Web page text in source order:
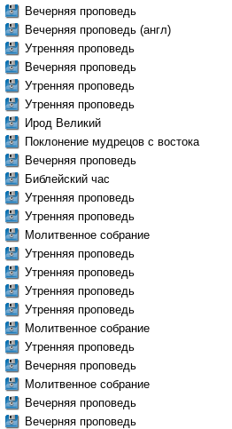
Вечерняя проповедь
Вечерняя проповедь (англ)
Утренняя проповедь
Вечерняя проповедь
Утренняя проповедь
Утренняя проповедь
Ирод Великий
Поклонение мудрецов c востока
Вечерняя проповедь
Библейский час
Утренняя проповедь
Утренняя проповедь
Молитвенное собрание
Утренняя проповедь
Утренняя проповедь
Утренняя проповедь
Утренняя проповедь
Молитвенное собрание
Утренняя проповедь
Вечерняя проповедь
Молитвенное собрание
Вечерняя проповедь
Вечерняя проповедь